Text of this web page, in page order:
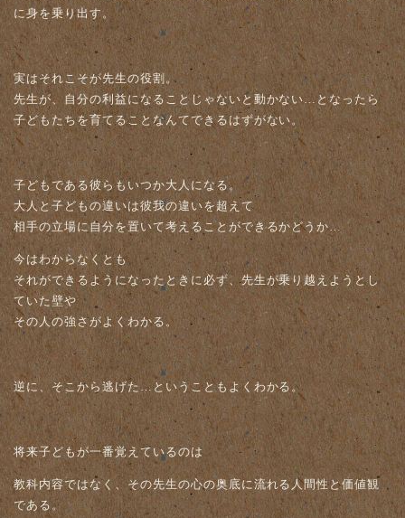
に身を乗り出す。
実はそれこそが先生の役割。
先生が、自分の利益になることじゃないと動かない…となったら
子どもたちを育てることなんてできるはずがない。
子どもである彼らもいつか大人になる。
大人と子どもの違いは彼我の違いを超えて
相手の立場に自分を置いて考えることができるかどうか…
今はわからなくとも
それができるようになったときに必ず、先生が乗り越えようとし
ていた壁や
その人の強さがよくわかる。
逆に、そこから逃げた…ということもよくわかる。
将来子どもが一番覚えているのは
教科内容ではなく、その先生の心の奥底に流れる人間性と価値観
である。